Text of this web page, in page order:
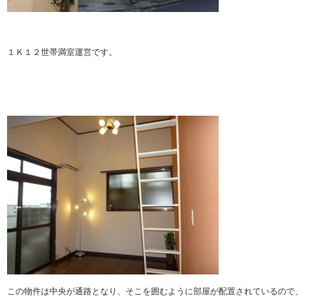
１Ｋ１２世帯満室運営です。
この物件は中央が通路となり、そこを囲むように部屋が配置されているので、